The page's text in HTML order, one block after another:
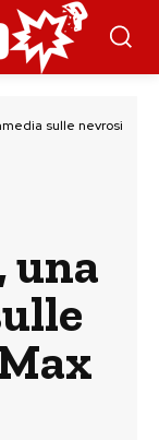
sulle nevrosi
una